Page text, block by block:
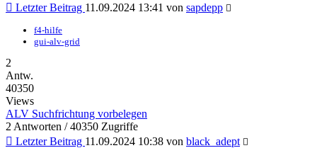
Letzter Beitrag 11.09.2024 13:41 von sapdepp
f4-hilfe
gui-alv-grid
2
Antw.
40350
Views
ALV Suchfrichtung vorbelegen
2 Antworten / 40350 Zugriffe
Letzter Beitrag 11.09.2024 10:38 von black_adept